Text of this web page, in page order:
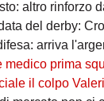
rinforzo dal
Crotone-Cosenza si
arriva l'argentino
prima squadra
il colpo